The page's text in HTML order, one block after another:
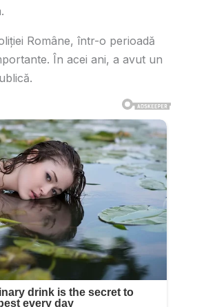
Române, într-o perioadă
În acei ani, a avut un